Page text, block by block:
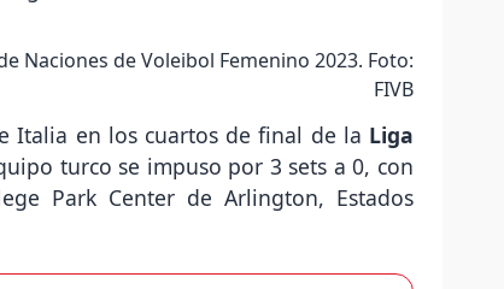
Naciones de Voleibol Femenino 2023. Foto:
FIVB
Italia en los cuartos de final de la Liga
turco se impuso por 3 sets a 0, con
Park Center de Arlington, Estados